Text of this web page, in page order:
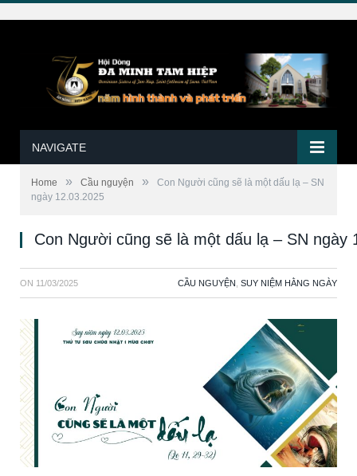
NAVIGATE
Home » Cầu nguyện »
Con Người cũng sẽ là một dấu lạ – SN
ngày 12.03.2025
Con Người cũng sẽ là một dấu lạ – SN ngày
ON 11/03/2025 CẦU NGUYỆN SUY NIỆM HẰNG NGÀY